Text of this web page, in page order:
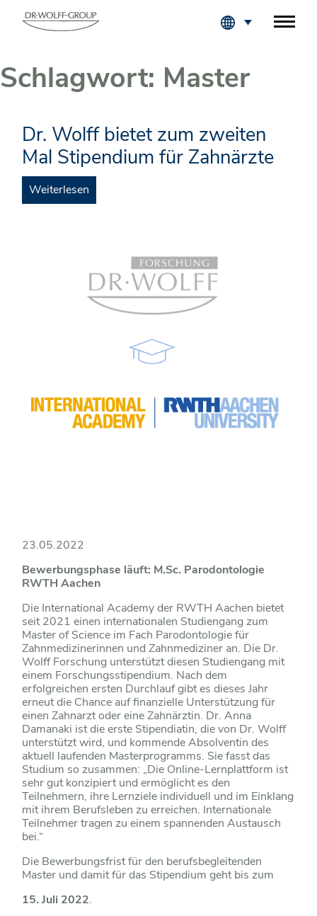
Schlagwort: Master
Dr. Wolff bietet zum zweiten
Mal Stipendium für Zahnärzte
Weiterlesen
23.05.2022
Bewerbungsphase läuft: M.Sc. Parodontologie
RWTH Aachen
Die International Academy der RWTH Aachen bietet
seit 2021 einen internationalen Studiengang zum
Master of Science im Fach Parodontologie für
Zahnmedizinerinnen und Zahnmediziner an. Die Dr.
Wolff Forschung unterstützt diesen Studiengang mit
einem Forschungsstipendium. Nach dem
erfolgreichen ersten Durchlauf gibt es dieses Jahr
erneut die Chance auf finanzielle Unterstützung für
einen Zahnarzt oder eine Zahnärztin. Dr. Anna
Damanaki ist die erste Stipendiatin, die von Dr. Wolff
unterstützt wird, und kommende Absolventin des
aktuell laufenden Masterprogramms. Sie fasst das
Studium so zusammen: „Die Online-Lernplattform ist
sehr gut konzipiert und ermöglicht es den
Teilnehmern, ihre Lernziele individuell und im Einklang
mit ihrem Berufsleben zu erreichen. Internationale
Teilnehmer tragen zu einem spannenden Austausch
bei.“
Die Bewerbungsfrist für den berufsbegleitenden
Master und damit für das Stipendium geht bis zum
15. Juli 2022.